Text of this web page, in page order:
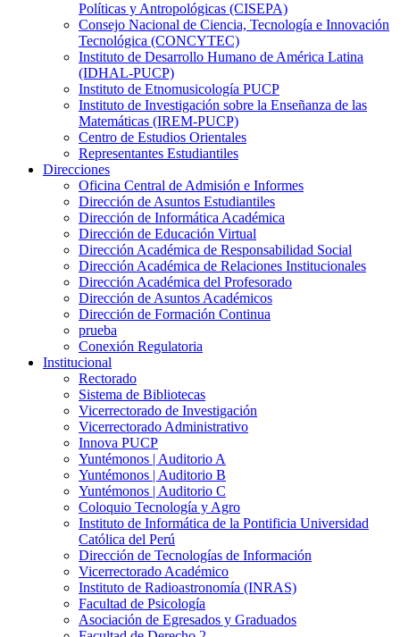
Políticas y Antropológicas (CISEPA)
Consejo Nacional de Ciencia, Tecnología e Innovación
Tecnológica (CONCYTEC)
Instituto de Desarrollo Humano de América Latina
(IDHAL-PUCP)
Instituto de Etnomusicología PUCP
Instituto de Investigación sobre la Enseñanza de las
Matemáticas (IREM-PUCP)
Centro de Estudios Orientales
Representantes Estudiantiles
Direcciones
Oficina Central de Admisión e Informes
Dirección de Asuntos Estudiantiles
Dirección de Informática Académica
Dirección de Educación Virtual
Dirección Académica de Responsabilidad Social
Dirección Académica de Relaciones Institucionales
Dirección Académica del Profesorado
Dirección de Asuntos Académicos
Dirección de Formación Continua
prueba
Conexión Regulatoria
Institucional
Rectorado
Sistema de Bibliotecas
Vicerrectorado de Investigación
Vicerrectorado Administrativo
Innova PUCP
Yuntémonos | Auditorio A
Yuntémonos | Auditorio B
Yuntémonos | Auditorio C
Coloquio Tecnología y Agro
Instituto de Informática de la Pontificia Universidad
Católica del Perú
Dirección de Tecnologías de Información
Vicerrectorado Académico
Instituto de Radioastronomía (INRAS)
Facultad de Psicología
Asociación de Egresados y Graduados